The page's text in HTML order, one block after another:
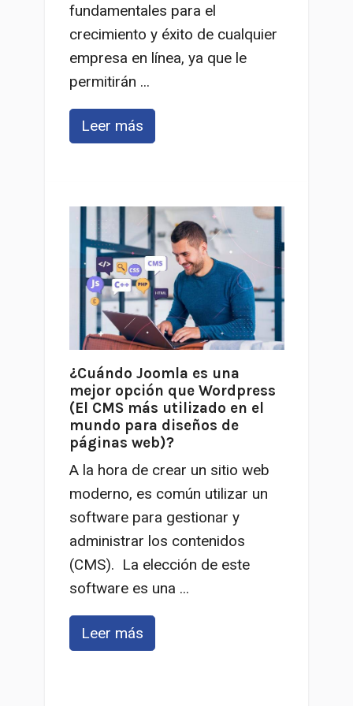
fundamentales para el
crecimiento y éxito de cualquier
empresa en línea, ya que le
permitirán ...
Leer más
¿Cuándo Joomla es una
mejor opción que Wordpress
(El CMS más utilizado en el
mundo para diseños de
páginas web)?
A la hora de crear un sitio web
moderno, es común utilizar un
software para gestionar y
administrar los contenidos
(CMS). La elección de este
software es una ...
Leer más